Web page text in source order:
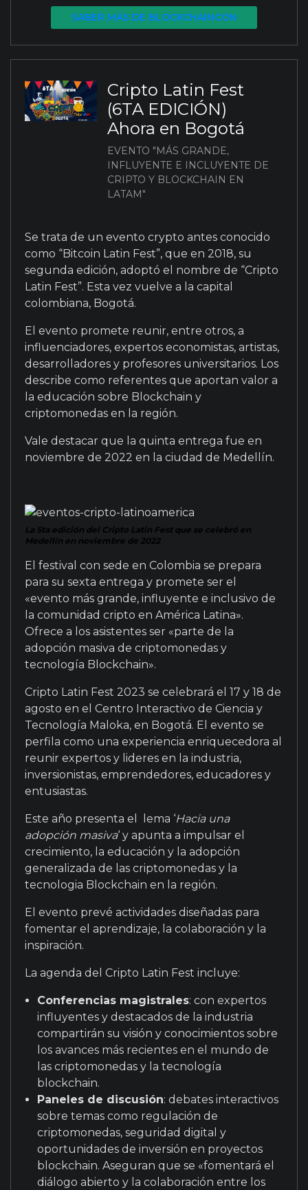
SABER MÁS DE BLOCKCHAINCON
Cripto Latin Fest
(6TA EDICIÓN)
Ahora en Bogotá
EVENTO "MÁS GRANDE,
INFLUYENTE E INCLUYENTE DE
CRIPTO Y BLOCKCHAIN EN
LATAM"
Se trata de un evento crypto antes conocido
como “Bitcoin Latin Fest”, que en 2018, su
segunda edición, adoptó el nombre de “Cripto
Latin Fest”. Esta vez vuelve a la capital
colombiana, Bogotá.
El evento promete reunir, entre otros, a
influenciadores, expertos economistas, artistas,
desarrolladores y profesores universitarios. Los
describe como referentes que aportan valor a
la educación sobre Blockchain y
criptomonedas en la región.
Vale destacar que la quinta entrega fue en
noviembre de 2022 en la ciudad de Medellín.
La 5ta edición del Cripto Latin Fest que se celebró en
Medellín en noviembre de 2022
El festival con sede en Colombia se prepara
para su sexta entrega y promete ser el
«evento más grande, influyente e inclusivo de
la comunidad cripto en América Latina».
Ofrece a los asistentes ser «parte de la
adopción masiva de criptomonedas y
tecnología Blockchain».
Cripto Latin Fest 2023 se celebrará el 17 y 18 de
agosto en el Centro Interactivo de Ciencia y
Tecnología Maloka, en Bogotá. El evento se
perfila como una experiencia enriquecedora al
reunir expertos y lideres en la industria,
inversionistas, emprendedores, educadores y
entusiastas.
Este año presenta el lema ‘Hacia una
adopción masiva‘ y apunta a impulsar el
crecimiento, la educación y la adopción
generalizada de las criptomonedas y la
tecnologia Blockchain en la región.
El evento prevé actividades diseñadas para
fomentar el aprendizaje, la colaboración y la
inspiración.
La agenda del Cripto Latin Fest incluye:
Conferencias magistrales: con expertos
influyentes y destacados de la industria
compartirán su visión y conocimientos sobre
los avances más recientes en el mundo de
las criptomonedas y la tecnología
blockchain.
Paneles de discusión: debates interactivos
sobre temas como regulación de
criptomonedas, seguridad digital y
oportunidades de inversión en proyectos
blockchain. Aseguran que se «fomentará el
diálogo abierto y la colaboración entre los